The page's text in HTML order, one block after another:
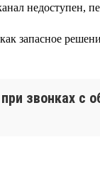
недоступен,
запасное
звонках с